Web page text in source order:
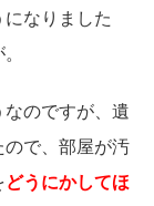
なりました
のですが、遺
で、部屋が汚
どうにかしてほ